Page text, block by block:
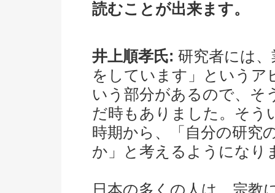
読むことが出来ます。
井上順孝氏: 研究者には
をしています」というア
いう部分があるので、そ
だ時もありました。そう
時期から、「自分の研究
か」と考えるようになり
日本の多くの人は、宗教